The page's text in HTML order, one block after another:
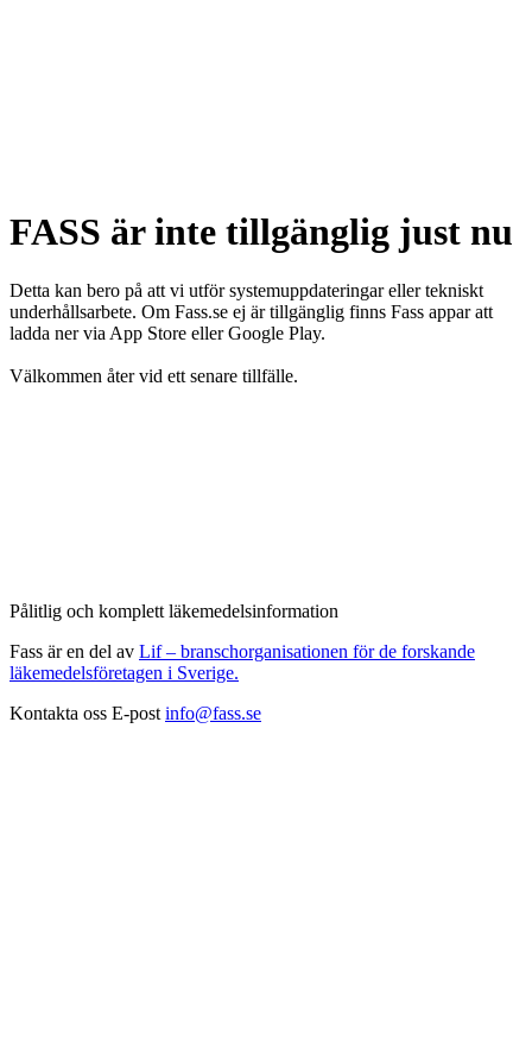
FASS är inte tillgänglig just nu
Detta kan bero på att vi utför systemuppdateringar eller tekniskt
underhållsarbete. Om Fass.se ej är tillgänglig finns Fass appar att
ladda ner via App Store eller Google Play.
Välkommen åter vid ett senare tillfälle.
Pålitlig och komplett läkemedelsinformation
Fass är en del av Lif – branschorganisationen för de forskande
läkemedelsföretagen i Sverige.
Kontakta oss E-post info@fass.se